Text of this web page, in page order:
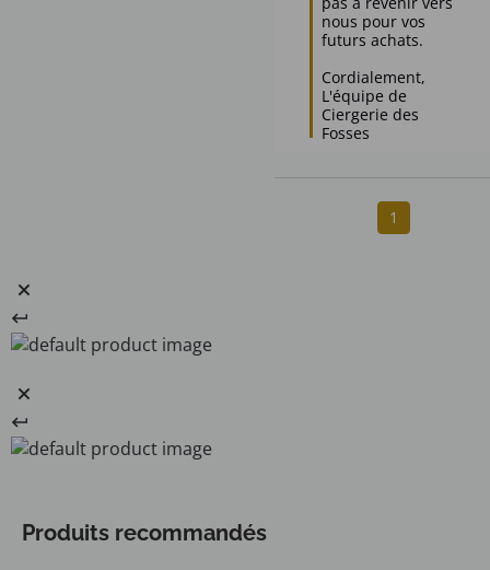
nous pour vos
futurs achats.
Cordialement,
L'équipe de
Ciergerie des
Fosses
1
Produits recommandés